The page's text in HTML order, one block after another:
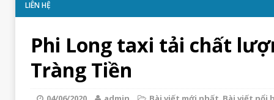
LIÊN HỆ
Phi Long taxi tải chất
Tràng Tiền